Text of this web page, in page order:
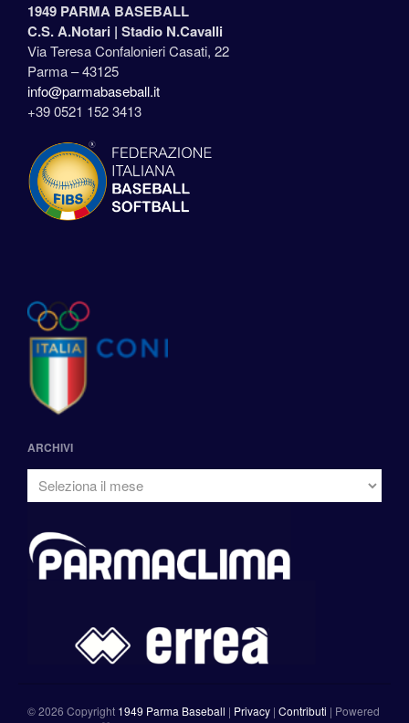
1949 PARMA BASEBALL
C.S. A.Notari | Stadio N.Cavalli
Via Teresa Confalonieri Casati, 22
Parma – 43125
info@parmabaseball.it
+39 0521 152 3413
ARCHIVI
©2026 Copyright 1949 Parma Baseball | Privacy | Contributi | Powered